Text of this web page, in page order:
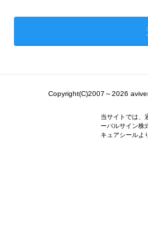
Copyright(C)2007～2026
当サイトでは、
ーバルサイン株
キュアシールよ